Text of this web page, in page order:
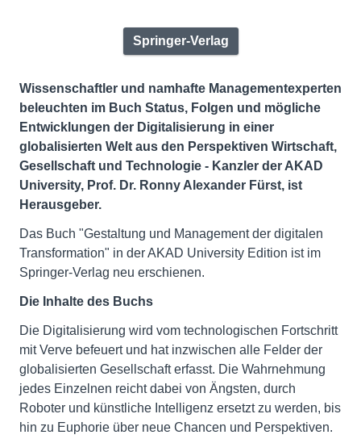
Springer-Verlag
Wissenschaftler und namhafte Managementexperten
beleuchten im Buch Status, Folgen und mögliche
Entwicklungen der Digitalisierung in einer
globalisierten Welt aus den Perspektiven Wirtschaft,
Gesellschaft und Technologie - Kanzler der AKAD
University, Prof. Dr. Ronny Alexander Fürst, ist
Herausgeber.
Das Buch "Gestaltung und Management der digitalen
Transformation" in der AKAD University Edition ist im
Springer-Verlag neu erschienen.
Die Inhalte des Buchs
Die Digitalisierung wird vom technologischen Fortschritt
mit Verve befeuert und hat inzwischen alle Felder der
globalisierten Gesellschaft erfasst. Die Wahrnehmung
jedes Einzelnen reicht dabei von Ängsten, durch
Roboter und künstliche Intelligenz ersetzt zu werden, bis
hin zu Euphorie über neue Chancen und Perspektiven.